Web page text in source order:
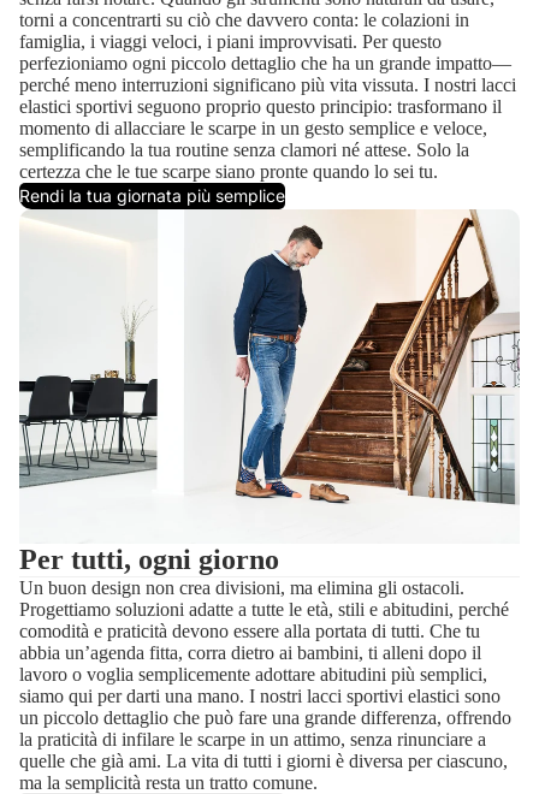
torni a concentrarti su ciò che davvero conta: le colazioni in
famiglia, i viaggi veloci, i piani improvvisati. Per questo
perfezioniamo ogni piccolo dettaglio che ha un grande impatto—
perché meno interruzioni significano più vita vissuta. I nostri lacci
elastici sportivi seguono proprio questo principio: trasformano il
momento di allacciare le scarpe in un gesto semplice e veloce,
semplificando la tua routine senza clamori né attese. Solo la
certezza che le tue scarpe siano pronte quando lo sei tu.
Rendi la tua giornata più semplice
Per tutti, ogni giorno
Un buon design non crea divisioni, ma elimina gli ostacoli.
Progettiamo soluzioni adatte a tutte le età, stili e abitudini, perché
comodità e praticità devono essere alla portata di tutti. Che tu
abbia un’agenda fitta, corra dietro ai bambini, ti alleni dopo il
lavoro o voglia semplicemente adottare abitudini più semplici,
siamo qui per darti una mano. I nostri lacci sportivi elastici sono
un piccolo dettaglio che può fare una grande differenza, offrendo
la praticità di infilare le scarpe in un attimo, senza rinunciare a
quelle che già ami. La vita di tutti i giorni è diversa per ciascuno,
ma la semplicità resta un tratto comune.